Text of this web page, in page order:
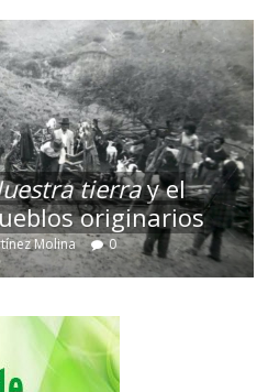
tierray el
originarios
Molina 0